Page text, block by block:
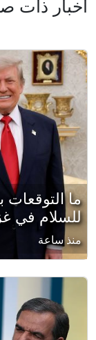
أخبار ذات
ما
للسلام في
منذ ساعة